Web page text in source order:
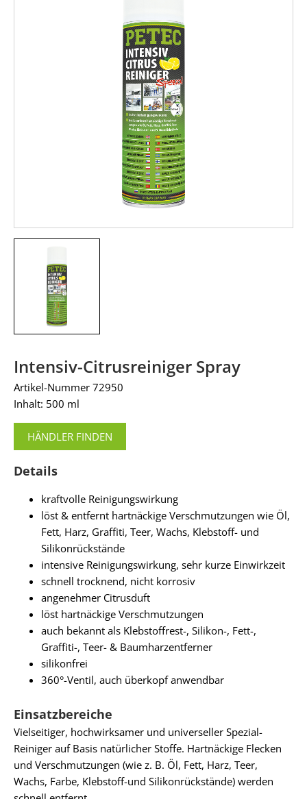
Intensiv-Citrusreiniger Spray
Artikel-Nummer 72950
Inhalt: 500 ml
HÄNDLER FINDEN
Details
kraftvolle Reinigungswirkung
löst & entfernt hartnäckige Verschmutzungen wie Öl,
Fett, Harz, Graffiti, Teer, Wachs, Klebstoff- und
Silikonrückstände
intensive Reinigungswirkung, sehr kurze Einwirkzeit
schnell trocknend, nicht korrosiv
angenehmer Citrusduft
löst hartnäckige Verschmutzungen
auch bekannt als Klebstoffrest-, Silikon-, Fett-,
Graffiti-, Teer- & Baumharzentferner
silikonfrei
360°-Ventil, auch überkopf anwendbar
Einsatzbereiche
Vielseitiger, hochwirksamer und universeller Spezial-
Reiniger auf Basis natürlicher Stoffe. Hartnäckige Flecken
und Verschmutzungen (wie z. B. Öl, Fett, Harz, Teer,
Wachs, Farbe, Klebstoff-und Silikonrückstände) werden